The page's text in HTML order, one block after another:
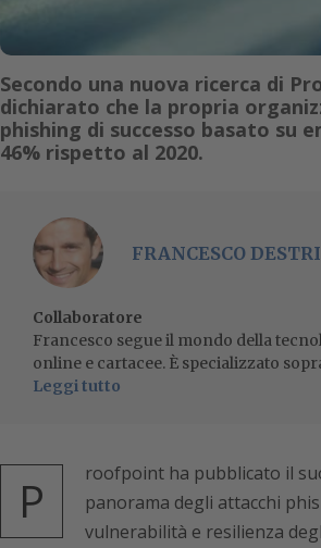
Secondo una nuova ricerca di
dichiarato che la propria
phishing di successo basato su
46% rispetto al 2020.
FRANCESCO DESTRI
Collaboratore
Francesco segue il mondo della
online e cartacee. È specializzato
Leggi tutto
P roofpoint ha pubblicato il
panorama degli attacchi
vulnerabilità e resilienza